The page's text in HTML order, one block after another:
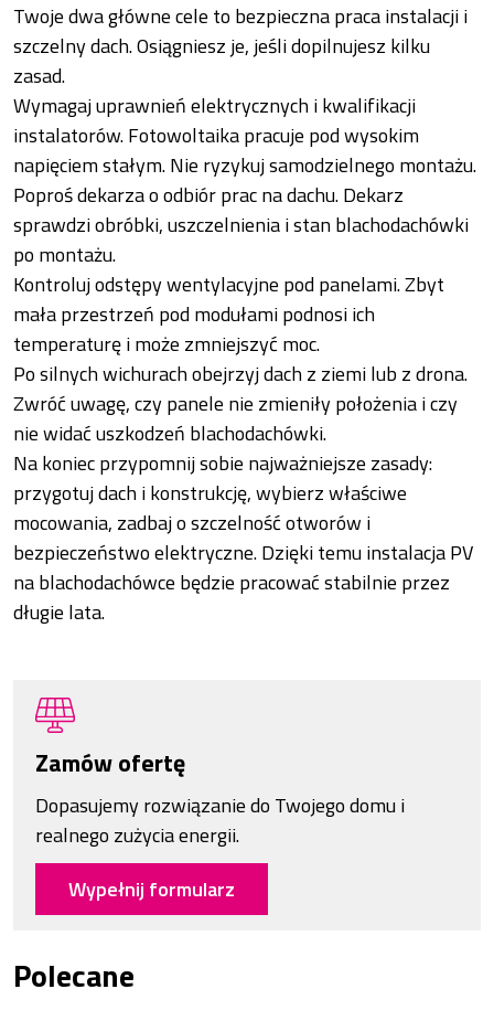
Twoje dwa główne cele to bezpieczna praca instalacji i
szczelny dach. Osiągniesz je, jeśli dopilnujesz kilku
zasad.
Wymagaj uprawnień elektrycznych i kwalifikacji
instalatorów. Fotowoltaika pracuje pod wysokim
napięciem stałym. Nie ryzykuj samodzielnego montażu.
Poproś dekarza o odbiór prac na dachu. Dekarz
sprawdzi obróbki, uszczelnienia i stan blachodachówki
po montażu.
Kontroluj odstępy wentylacyjne pod panelami. Zbyt
mała przestrzeń pod modułami podnosi ich
temperaturę i może zmniejszyć moc.
Po silnych wichurach obejrzyj dach z ziemi lub z drona.
Zwróć uwagę, czy panele nie zmieniły położenia i czy
nie widać uszkodzeń blachodachówki.
Na koniec przypomnij sobie najważniejsze zasady:
przygotuj dach i konstrukcję, wybierz właściwe
mocowania, zadbaj o szczelność otworów i
bezpieczeństwo elektryczne. Dzięki temu instalacja PV
na blachodachówce będzie pracować stabilnie przez
długie lata.
Zamów ofertę
Dopasujemy rozwiązanie do Twojego domu i
realnego zużycia energii.
Wypełnij formularz
Polecane